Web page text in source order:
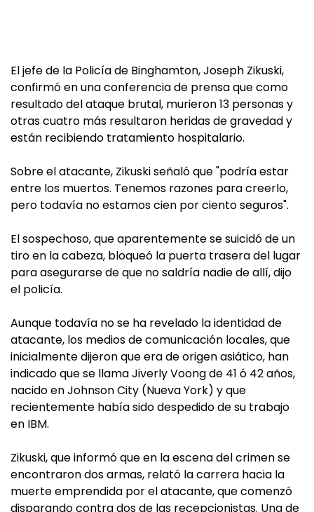
El jefe de la Policía de Binghamton, Joseph Zikuski,
confirmó en una conferencia de prensa que como
resultado del ataque brutal, murieron 13 personas y
otras cuatro más resultaron heridas de gravedad y
están recibiendo tratamiento hospitalario.
Sobre el atacante, Zikuski señaló que "podría estar
entre los muertos. Tenemos razones para creerlo,
pero todavía no estamos cien por ciento seguros".
El sospechoso, que aparentemente se suicidó de un
tiro en la cabeza, bloqueó la puerta trasera del lugar
para asegurarse de que no saldría nadie de allí, dijo
el policía.
Aunque todavía no se ha revelado la identidad de
atacante, los medios de comunicación locales, que
inicialmente dijeron que era de origen asiático, han
indicado que se llama Jiverly Voong de 41 ó 42 años,
nacido en Johnson City (Nueva York) y que
recientemente había sido despedido de su trabajo
en IBM.
Zikuski, que informó que en la escena del crimen se
encontraron dos armas, relató la carrera hacia la
muerte emprendida por el atacante, que comenzó
disparando contra dos de las recepcionistas. Una de